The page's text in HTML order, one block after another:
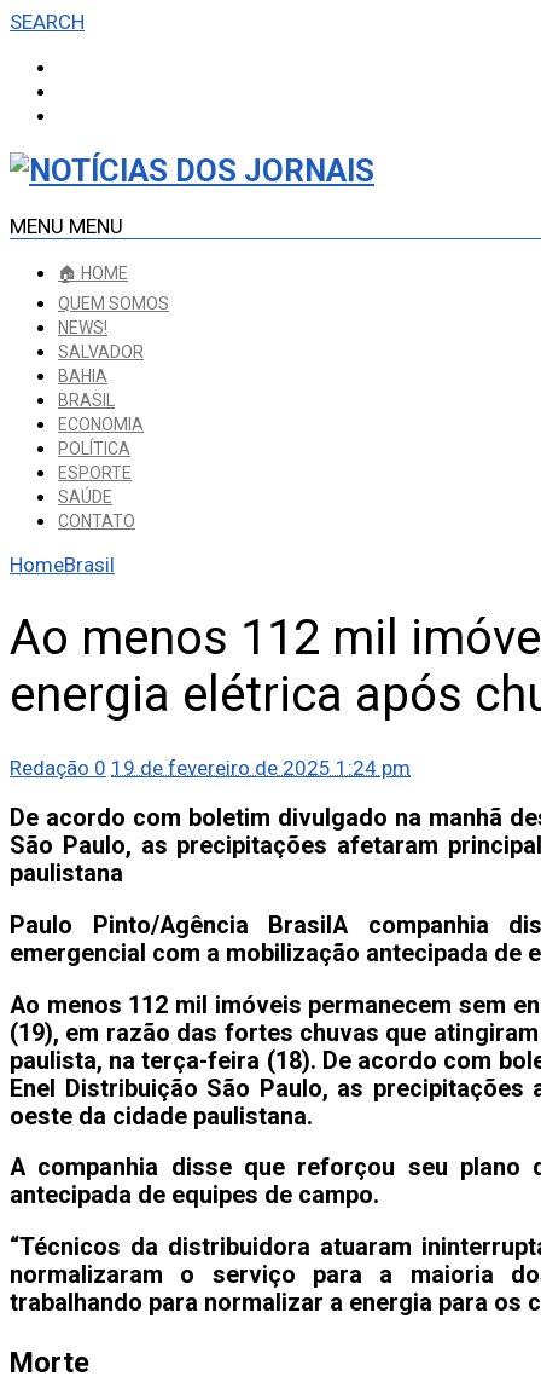
SEARCH
MENU MENU
🏠 HOME
QUEM SOMOS
NEWS!
SALVADOR
BAHIA
BRASIL
ECONOMIA
POLÍTICA
ESPORTE
SAÚDE
CONTATO
HomeBrasil
Ao menos 112 mil
energia elétrica após
Redação 0 19 de fevereiro de 2025 1:24 pm
De acordo com boletim divulgado na manhã
São Paulo, as precipitações afetaram
paulistana
Paulo Pinto/Agência Brasil A companhia
emergencial com a mobilização antecipada de
Ao menos 112 mil imóveis permanecem sem
(19), em razão das fortes chuvas que
paulista, na terça-feira (18). De acordo com
Enel Distribuição São Paulo, as
oeste da cidade paulistana.
A companhia disse que reforçou seu plano
antecipada de equipes de campo.
“Técnicos da distribuidora atuaram
normalizaram o serviço para a maioria
trabalhando para normalizar a energia para os
Morte